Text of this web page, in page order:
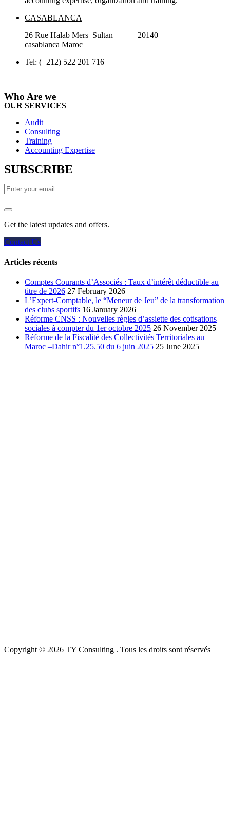
CASABLANCA
26 Rue Halab Mers Sultan 20140
casablanca Maroc
Tel: (+212) 522 201 716
Who Are we
OUR SERVICES
Audit
Consulting
Training
Accounting Expertise
SUBSCRIBE
Get the latest updates and offers.
Contact Us
Articles récents
Comptes Courants d’Associés : Taux d’intérêt déductible au
titre de 2026 27 February 2026
L’Expert-Comptable, le “Meneur de Jeu” de la transformation
des clubs sportifs 16 January 2026
Réforme CNSS : Nouvelles règles d’assiette des cotisations
sociales à compter du 1er octobre 2025 26 November 2025
Réforme de la Fiscalité des Collectivités Territoriales au
Maroc –Dahir n°1.25.50 du 6 juin 2025 25 June 2025
Copyright © 2026 TY Consulting . Tous les droits sont réservés